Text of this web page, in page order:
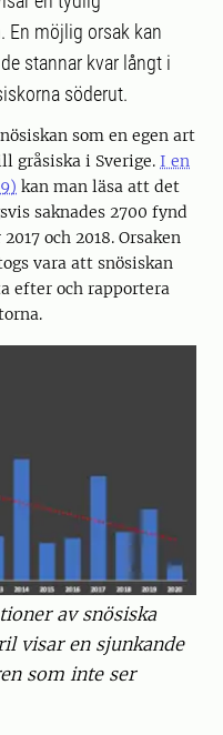
En möjlig orsak kan
stannar kvar långt i
söderut.
som en egen art
gråsiska i Sverige. I en
kan man läsa att det
saknades 2700 fynd
och 2018. Orsaken
vara att snösiskan
efter och rapportera
av snösiska
visar en sjunkande
som inte ser